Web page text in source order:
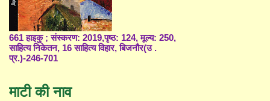
661 हाइकु ; संस्करण: 2019,पृष्ठ: 124, मूल्य: 250,
साहित्य निकेतन, 16 साहित्य विहार, बिजनौर(उ .
प्र.)-246-701
माटी की नाव